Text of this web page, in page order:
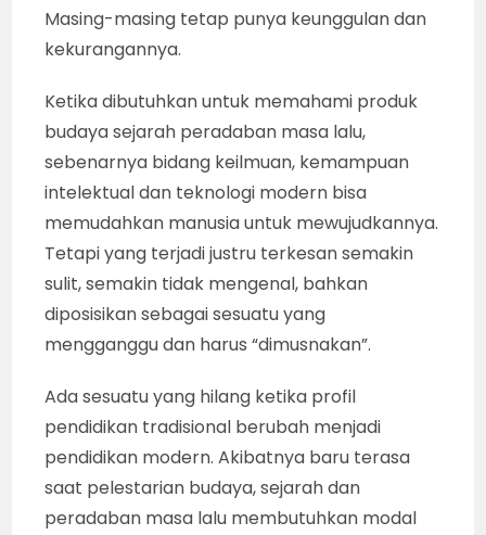
Masing-masing tetap punya keunggulan dan
kekurangannya.
Ketika dibutuhkan untuk memahami produk
budaya sejarah peradaban masa lalu,
sebenarnya bidang keilmuan, kemampuan
intelektual dan teknologi modern bisa
memudahkan manusia untuk mewujudkannya.
Tetapi yang terjadi justru terkesan semakin
sulit, semakin tidak mengenal, bahkan
diposisikan sebagai sesuatu yang
mengganggu dan harus “dimusnakan”.
Ada sesuatu yang hilang ketika profil
pendidikan tradisional berubah menjadi
pendidikan modern. Akibatnya baru terasa
saat pelestarian budaya, sejarah dan
peradaban masa lalu membutuhkan modal